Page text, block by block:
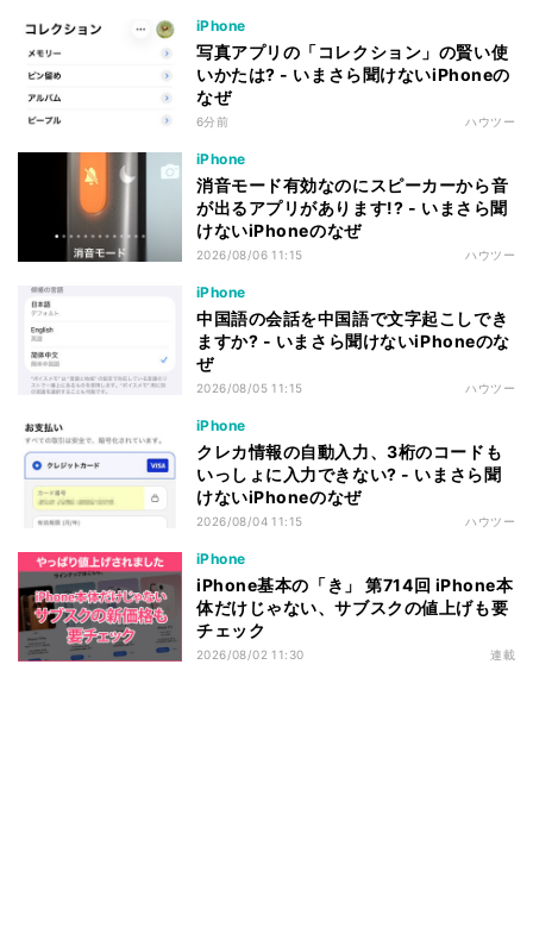
iPhone
写真アプリの「コレクション」の賢い使
いかたは? - いまさら聞けないiPhoneの
なぜ
6分前 ハウツー
iPhone
消音モード有効なのにスピーカーから音
が出るアプリがあります!? - いまさら聞
けないiPhoneのなぜ
2026/08/06 11:15 ハウツー
iPhone
中国語の会話を中国語で文字起こしでき
ますか? - いまさら聞けないiPhoneのな
ぜ
2026/08/05 11:15 ハウツー
iPhone
クレカ情報の自動入力、3桁のコードも
いっしょに入力できない? - いまさら聞
けないiPhoneのなぜ
2026/08/04 11:15 ハウツー
iPhone
iPhone基本の「き」 第714回 iPhone本
体だけじゃない、サブスクの値上げも要
チェック
2026/08/02 11:30 連載